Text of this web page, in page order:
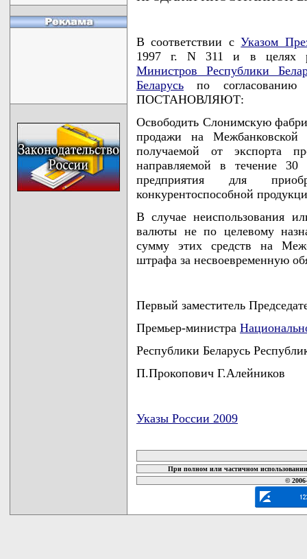
В соответствии сУказом
1997 г. N 311 и в целях
Министров Республики
Беларусь по
ПОСТАНОВЛЯЮТ:
Освободить Слонимскую
продажи на
получаемой от экспорта
направляемой в течение
предприятия для
конкурентоспособной
В случае неиспользования
валюты не по целевому
сумму этих средств на
штрафа за несвоевременную
Первый заместитель
Премьер-министра
Республики Беларусь
П.Прокопович Г.Алейников
Указы России 2009
При полном или частичном
©